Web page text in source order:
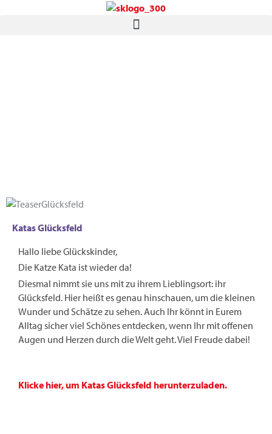
Katas Glücksfeld
Hallo liebe Glückskinder,
Die Katze Kata ist wieder da!
Diesmal nimmt sie uns mit zu ihrem Lieblingsort: ihr
Glücksfeld. Hier heißt es genau hinschauen, um die kleinen
Wunder und Schätze zu sehen. Auch Ihr könnt in Eurem
Alltag sicher viel Schönes entdecken, wenn Ihr mit offenen
Augen und Herzen durch die Welt geht. Viel Freude dabei!
Klicke hier, um Katas Glücksfeld herunterzuladen.